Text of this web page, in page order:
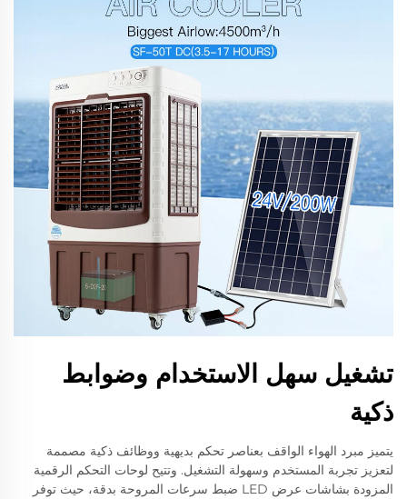
تشغيل سهل الاستخدام وضوابط
ذكية
يتميز مبرد الهواء الواقف بعناصر تحكم بديهية ووظائف ذكية مصممة
لتعزيز تجربة المستخدم وسهولة التشغيل. وتتيح لوحات التحكم الرقمية
المزودة بشاشات عرض LED ضبط سرعات المروحة بدقة، حيث توفر